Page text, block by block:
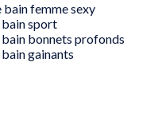
femme sexy
sport
bonnets profonds
gainants